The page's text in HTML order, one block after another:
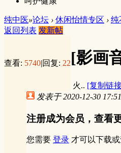
纯中医»论坛 › 休闲怡情专区 › 纯
返回列表 发新帖
查看: 5740|回复: 22[影画
火.. [复制链
发表于 2020-12-30 17:51
注册成为会员，查看
您需要 登录 才可以下载